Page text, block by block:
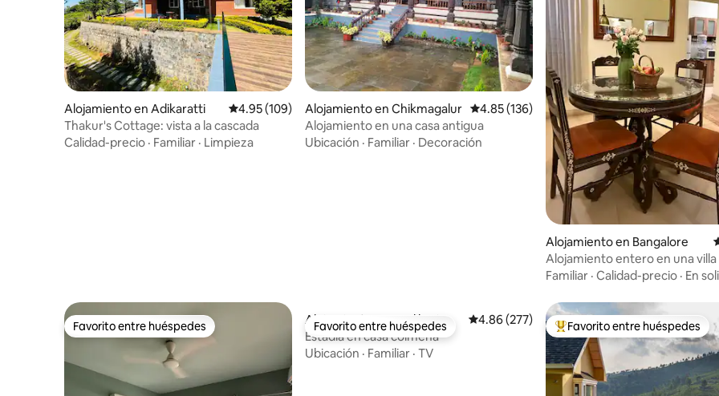
Alojamiento en Adikaratti Calificación promedio: 4.95 de 5, 109 reseñas
4.95 (109)
Thakur's Cottage: vista a la cascada
Calidad-precio · Familiar · Limpieza
Alojamiento en Chikmagalur Calificación promedio: 4.85 de 5, 136 reseñas
4.85 (136)
Alojamiento en una casa antigua
Ubicación · Familiar · Decoración
Alojamiento en Bangalore
Alojamiento entero en una
Tudor cerca de BEL CIRCLE
Familiar · Calidad-precio · En
Favorito entre huéspedes
Favorito entre huéspedes Favorito entre huéspedes
Favorito entre huéspedes
Alojamiento en Madikeri Calificación promedio: 4.86 de 5, 277 reseñas
4.86 (277)
Estadía en casa colmena
Ubicación · Familiar · TV
Favorito entre huéspedes
Favorito entre huéspedes